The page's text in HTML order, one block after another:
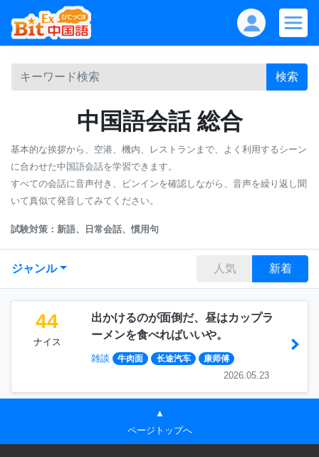
検索
中国語会話 総合
基本的な挨拶から、空港、機内、レストランまで、よく利用するシーン
に合わせた中国語会話を学習できます。
すべての会話に音声付き、ピンインを確認しながら、音声を繰り返し聞
いて真似て発音してみてください。
試験対策：新語、日常会話、慣用句
ジャンル 人気 新着
44
ナイス
出かけるのが面倒だ、昼はカップラ
ーメンを食べればいいや。
雑談 牛肉面 长途汽车 康师傅
2026.05.23
▲
ページトップへ